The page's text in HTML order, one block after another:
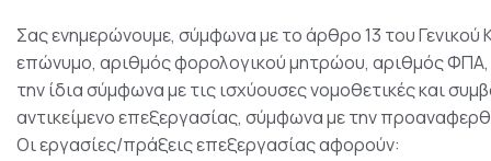
Σας ενημερώνουμε, σύμφωνα με το άρθρο 13 του
επώνυμο, αριθμός φορολογικού μητρώου, αριθμός
την ίδια σύμφωνα με τις ισχύουσες νομοθετικές και
αντικείμενο επεξεργασίας, σύμφωνα με την
Οι εργασίες/πράξεις επεξεργασίας αφορούν: